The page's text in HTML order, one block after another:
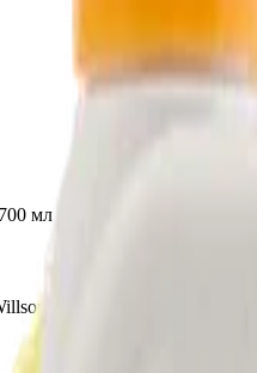
мл
03057 с воском для